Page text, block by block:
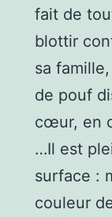
fait de
blottir
sa
de pouf
cœur, en
…Il est
surface :
couleur